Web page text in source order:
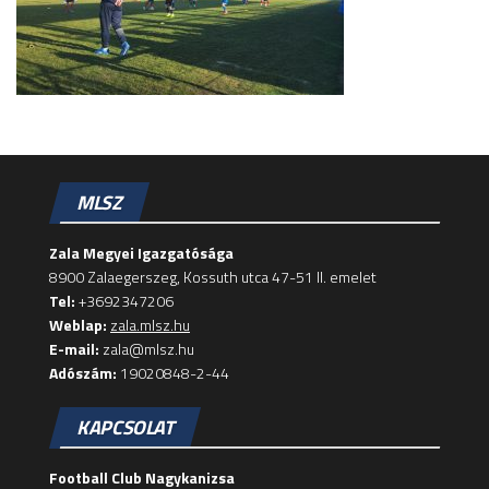
MLSZ
Zala Megyei Igazgatósága
8900 Zalaegerszeg, Kossuth utca 47-51 II. emelet
Tel:+3692347206
Weblap: zala.mlsz.hu
E-mail: zala@mlsz.hu
Adószám: 19020848-2-44
KAPCSOLAT
Football Club Nagykanizsa